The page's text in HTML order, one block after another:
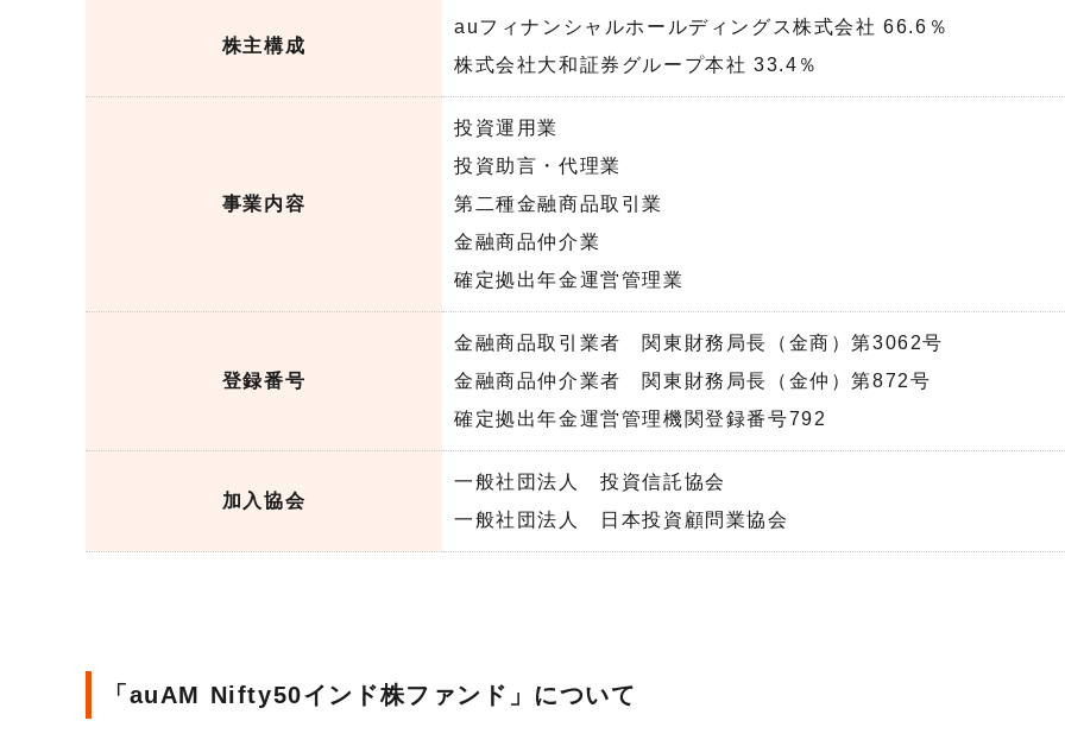
株主構成
auフィナンシャルホールディングス株式会社 66.6％
株式会社大和証券グループ本社 33.4％
事業内容
投資運用業
投資助言・代理業
第二種金融商品取引業
金融商品仲介業
確定拠出年金運営管理業
登録番号
金融商品取引業者 関東財務局長（金商）第3062号
金融商品仲介業者 関東財務局長（金仲）第872号
確定拠出年金運営管理機関登録番号792
加入協会
一般社団法人 投資信託協会
一般社団法人 日本投資顧問業協会
「auAM Nifty50インド株ファンド」について